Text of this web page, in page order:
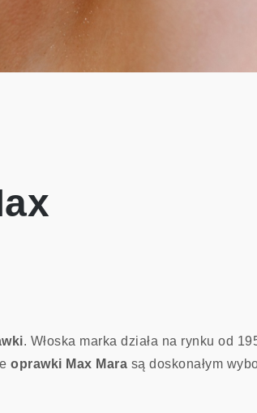
. Włoska marka działa na rynku od
oprawki Max Mara są doskonałym